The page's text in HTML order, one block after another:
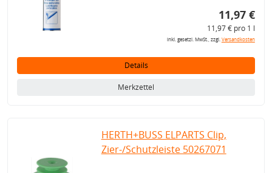
11,97 €
11,97 € pro 1 l
inkl. gesetzl. MwSt., zzgl.Versandkosten
Details
Merkzettel
HERTH+BUSS ELPARTS Clip,
Zier-/Schutzleiste 50267071